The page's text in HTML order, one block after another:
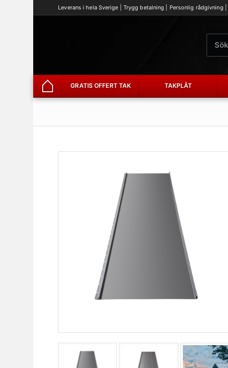
Leverans i hela Sverige | Trygg betalning | Personlig rådgivning |
Hem
GRATIS OFFERT TAK TAKPLÅT